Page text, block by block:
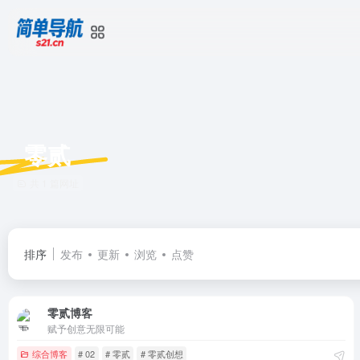
零贰
排序 发布 更新 浏览 点赞
零贰博客
赋予创意无限可能
综合博客 # 02 # 零贰 # 零贰创想